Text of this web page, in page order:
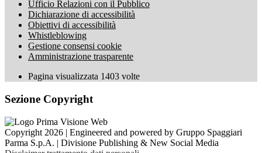
Ufficio Relazioni con il Pubblico
Dichiarazione di accessibilità
Obiettivi di accessibilità
Whistleblowing
Gestione consensi cookie
Amministrazione trasparente
Pagina visualizzata 1403 volte
Sezione Copyright
Copyright 2026 | Engineered and powered by Gruppo Spaggiari
Parma S.p.A. | Divisione Publishing & New Social Media